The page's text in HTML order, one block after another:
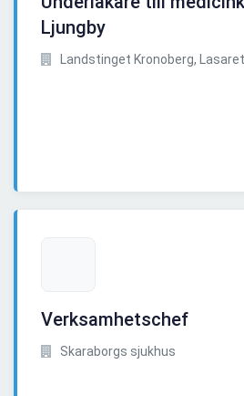
Ljungby
Landstinget Kronoberg,
Verksamhetschef
Skaraborgs sjukhus